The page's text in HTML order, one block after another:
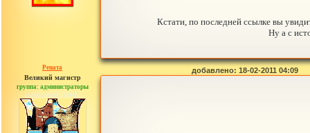
Кстати, по последней ссылке вы
Ну а с
Рената
Великий магистр
группа: администраторы
сообщений: 30442
добавлено: 18-02-2011 04:09